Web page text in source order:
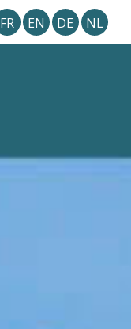
FR EN DE NL